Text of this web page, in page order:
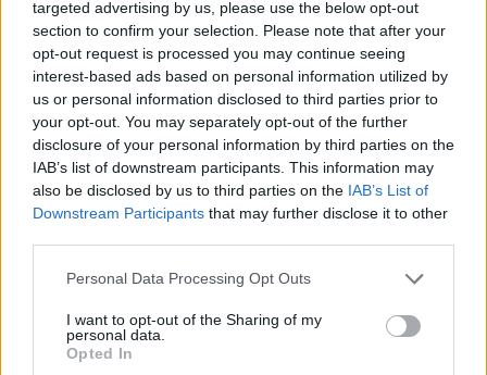
targeted advertising by us, please use the below opt-out
section to confirm your selection. Please note that after your
opt-out request is processed you may continue seeing
interest-based ads based on personal information utilized by
us or personal information disclosed to third parties prior to
your opt-out. You may separately opt-out of the further
disclosure of your personal information by third parties on the
IAB’s list of downstream participants. This information may
also be disclosed by us to third parties on the IAB’s List of
Downstream Participants that may further disclose it to other
Please note that this website/app uses one or more Google
not limited to your visit or usage behaviour. You may click to
grant or deny consent to Google and its third-party tags to
use your data for below specified purposes in below Google
Personal Data Processing Opt Outs
I want to opt-out of the Sharing of my
personal data.
Opted In
πάρτυ και όχι σαν ιεροτελεστία. Ωστόσο,
είπε πως δεν είναι ο γάμος στα άμεσα
σχέδια της.
ΔΙΑΦΗΜΙΣΗ